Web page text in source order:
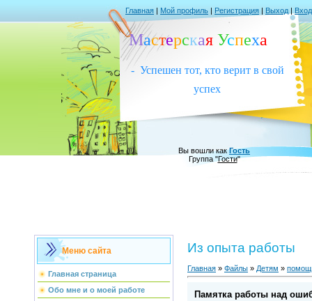
Главная | Мой профиль | Регистрация | Выход | Вход
Мастерская Успеха
- Успешен тот, кто верит в свой
успех
Вы вошли как Гость
Группа"Гости"
Меню сайта
Главная страница
Обо мне и о моей работе
Из опыта работы
Главная » Файлы » Детям »
Памятка работы над